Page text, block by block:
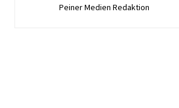
Peiner Medien Redaktion